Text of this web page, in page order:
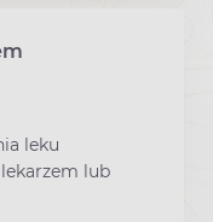
leku
lub